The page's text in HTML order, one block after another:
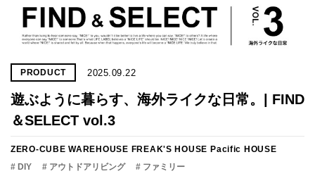
PRODUCT 2025.09.22
遊ぶように暮らす、海外ライクな日常。| FIND
＆SELECT vol.3
ZERO-CUBE WAREHOUSE FREAK'S HOUSE Pacific HOUSE
# DIY
# アウトドアリビング # ファミリー